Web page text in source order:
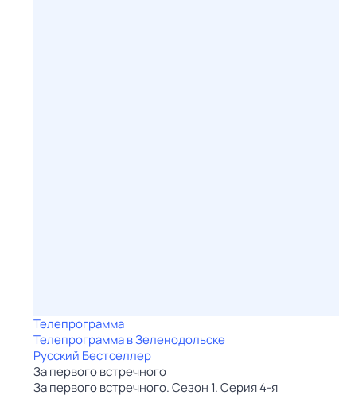
Телепрограмма
Телепрограмма в Зеленодольске
Русский Бестселлер
За первого встречного
За первого встречного. Сезон 1. Серия 4-я